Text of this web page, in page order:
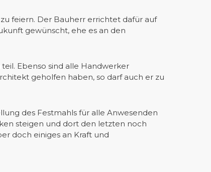
feiern. Der Bauherr errichtet dafür auf
gewünscht, ehe es an den
Ebenso sind alle Handwerker
geholfen haben, so darf auch er zu
des Festmahls für alle Anwesenden
steigen und dort den letzten noch
doch einiges an Kraft und